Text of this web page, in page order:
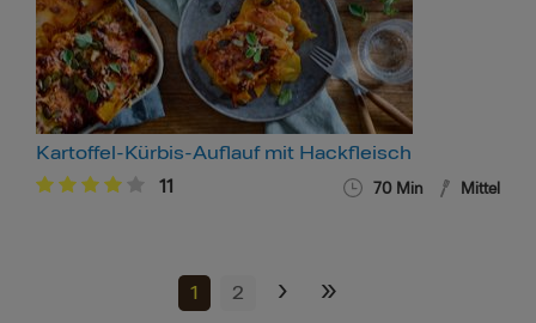
Kartoffel-Kürbis-Auflauf mit Hackfleisch
11 70 Min Mittel
1 2 › »